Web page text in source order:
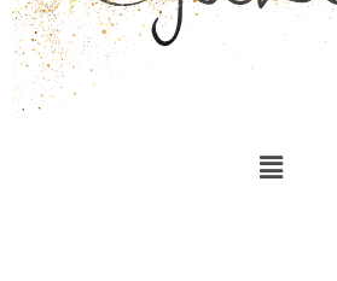
Menu